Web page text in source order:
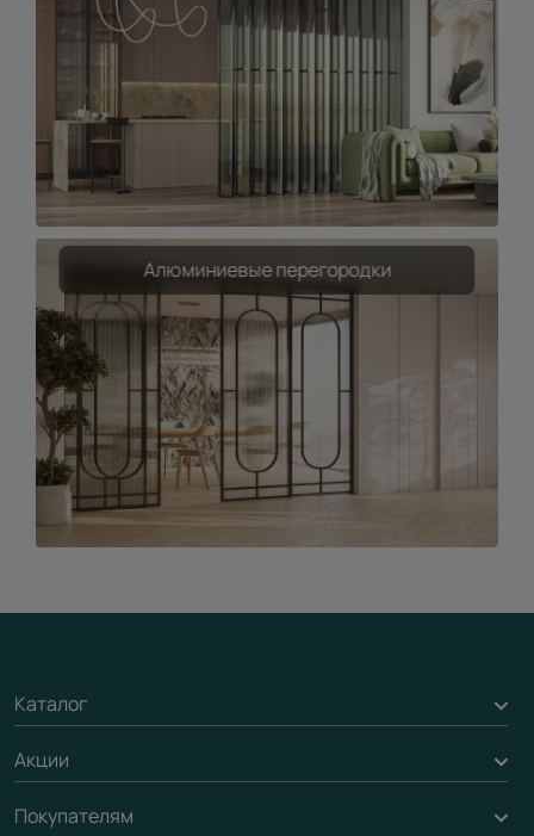
Алюминиевые перегородки
Каталог
Межкомнатные двери
Подбор двери
Акции
Акции компании
Покупателям